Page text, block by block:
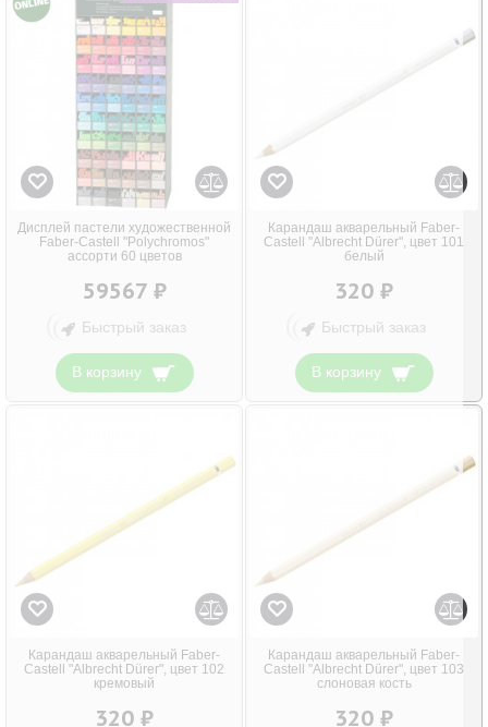
Дисплей пастели художественной
Faber-Castell "Polychromos"
ассорти 60 цветов
59567 ₽
Быстрый заказ
В корзину
Карандаш акварельный Faber-
Castell "Albrecht Dürer", цвет 101
белый
320 ₽
Быстрый заказ
В корзину
Карандаш акварельный Faber-
Castell "Albrecht Dürer", цвет 102
кремовый
320 ₽
Карандаш акварельный Faber-
Castell "Albrecht Dürer", цвет 103
слоновая кость
320 ₽